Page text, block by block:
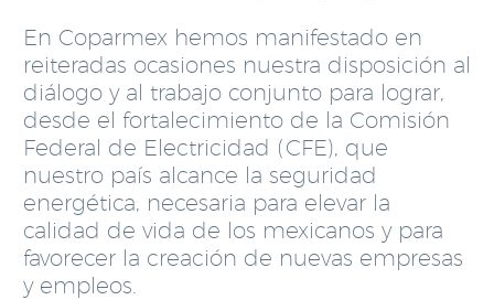
En Coparmex hemos manifestado en
reiteradas ocasiones nuestra disposición al
diálogo y al trabajo conjunto para lograr,
desde el fortalecimiento de la Comisión
Federal de Electricidad (CFE), que
nuestro país alcance la seguridad
energética, necesaria para elevar la
calidad de vida de los mexicanos y para
favorecer la creación de nuevas empresas
y empleos.